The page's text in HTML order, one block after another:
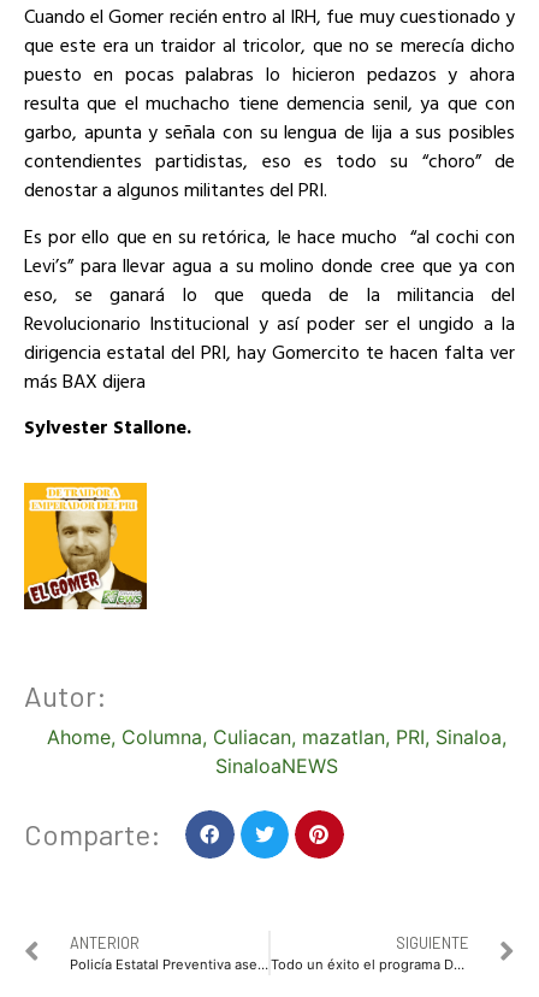
Cuando el Gomer recién entro al IRH, fue muy cuestionado y
que este era un traidor al tricolor, que no se merecía dicho
puesto en pocas palabras lo hicieron pedazos y ahora
resulta que el muchacho tiene demencia senil, ya que con
garbo, apunta y señala con su lengua de lija a sus posibles
contendientes partidistas, eso es todo su “choro” de
denostar a algunos militantes del PRI.
Es por ello que en su retórica, le hace mucho “al cochi con
Levi’s” para llevar agua a su molino donde cree que ya con
eso, se ganará lo que queda de la militancia del
Revolucionario Institucional y así poder ser el ungido a la
dirigencia estatal del PRI, hay Gomercito te hacen falta ver
más BAX dijera
Sylvester Stallone.
Autor:
Ahome, Columna, Culiacan, mazatlan, PRI, Sinaloa,
SinaloaNEWS
Comparte:
ANTERIOR
Policía Estatal Preventiva asegura arma de fuego y vehículo, atendió un reporte de disparos al aire en la colonia Benito Juárez
SIGUIENTE
Todo un éxito el programa Domingos de Plazuela